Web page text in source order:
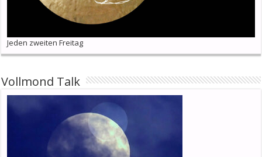
Jeden zweiten Freitag
Vollmond Talk